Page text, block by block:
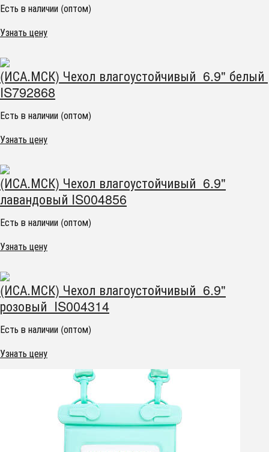
Есть в наличии (оптом)
Узнать цену
(ИСА.МСК) Чехол влагоустойчивый 6.9" белый
IS792868
Есть в наличии (оптом)
Узнать цену
(ИСА.МСК) Чехол влагоустойчивый 6.9"
лавандовый IS004856
Есть в наличии (оптом)
Узнать цену
(ИСА.МСК) Чехол влагоустойчивый 6.9"
розовый IS004314
Есть в наличии (оптом)
Узнать цену